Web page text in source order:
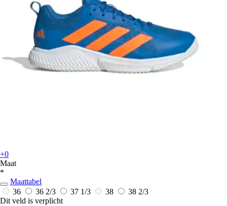
+0
Maat
*
Maattabel
36
36 2/3 37 1/3 38
38 2/3
Dit veld is verplicht